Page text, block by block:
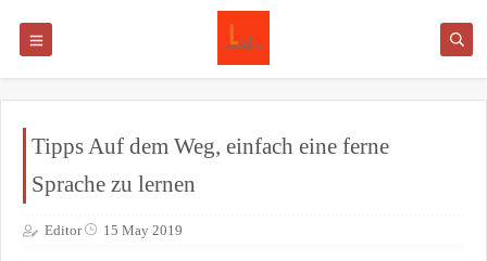
Tipps Auf dem Weg, einfach eine ferne
Sprache zu lernen
Editor 15 May 2019